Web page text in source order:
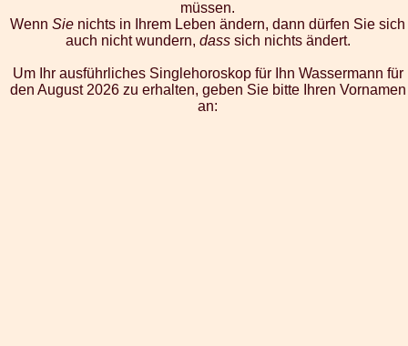
müssen.
Wenn Sie nichts in Ihrem Leben ändern, dann dürfen Sie sich
auch nicht wundern, dasssich nichts ändert.
Um Ihr ausführliches Singlehoroskop für Ihn Wassermann für
den August 2026 zu erhalten, geben Sie bitte Ihren Vornamen
an: